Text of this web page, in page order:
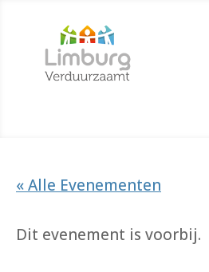
« Alle Evenementen
Dit evenement is voorbij.